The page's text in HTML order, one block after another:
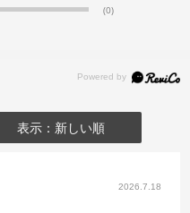
(0)
表示：新しい順
2026.7.18